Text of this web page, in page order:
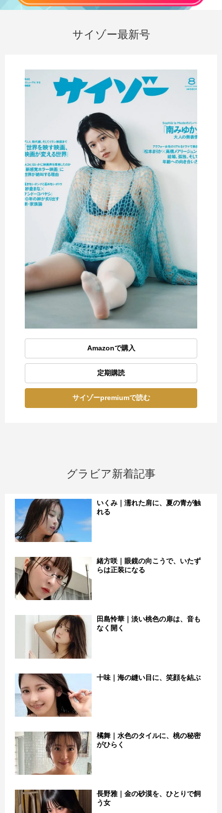
サイゾー最新号
Amazonで購入
定期購読
サイゾーpremiumで読む
グラビア新着記事
いくみ｜濡れた肩に、夏の青が触
れる
緒方咲｜眼鏡の向こうで、いたず
らは正装になる
田島怜華｜淡い桃色の扉は、音も
なく開く
十味｜海の縫い目に、笑顔を結ぶ
橘舞｜水色のタイルに、桃の秘密
がひらく
長野雅｜金の砂漠を、ひとりで飼
う女